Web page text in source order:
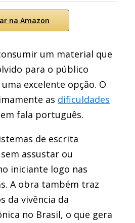
na Amazon
um material que
para o público
excelente opção. O
as dificuldades
fala português.
de escrita
assustar ou
iniciante logo nas
A obra também traz
da vivência da
no Brasil, o que gera